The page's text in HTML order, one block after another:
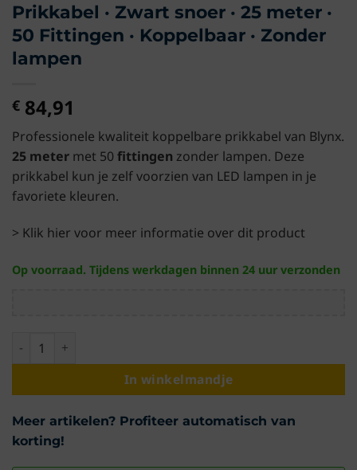
Prikkabel · Zwart snoer · 25 meter ·
50 Fittingen · Koppelbaar · Zonder
lampen
€ 84,91
Professionele kwaliteit koppelbare prikkabel van Blynx.
25 meter met 50 fittingen zonder lampen. Deze
prikkabel kun je zelf voorzien van LED lampen in je
favoriete kleuren.
> Klik hier voor meer informatie over dit product
Op voorraad. Tijdens werkdagen binnen 24 uur verzonden
In winkelmandje
Meer artikelen? Profiteer automatisch van
korting!